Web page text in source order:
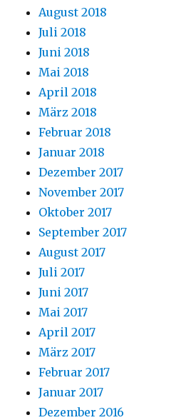
August 2018
Juli 2018
Juni 2018
Mai 2018
April 2018
März 2018
Februar 2018
Januar 2018
Dezember 2017
November 2017
Oktober 2017
September 2017
August 2017
Juli 2017
Juni 2017
Mai 2017
April 2017
März 2017
Februar 2017
Januar 2017
Dezember 2016